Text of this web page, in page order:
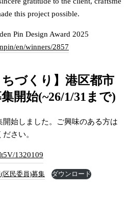
this project possible.
Pin Design Award 2025
en/winners/2857
ちづくり】港区都市
開始(~26/1/31まで)
始しました。ご興味のある方は
さい。
1320109
区民委員)募集 ダウンロード